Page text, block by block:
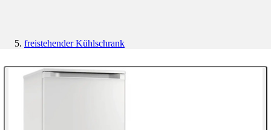
freistehender Kühlschrank